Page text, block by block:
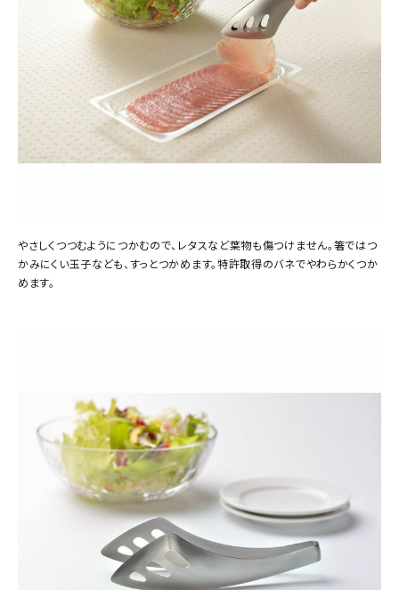
やさしくつつむようにつかむので、レタスなど葉物も傷つけません。箸ではつ
かみにくい玉子なども、すっとつかめます。特許取得のバネでやわらかくつか
めます。